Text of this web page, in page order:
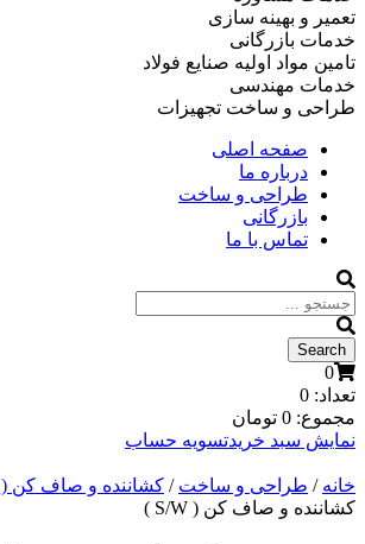
تعمیر و بهینه سازی
خدمات بازرگانی
تامین مواد اولیه صنایع فولاد
خدمات مهندسی
طراحی و ساخت تجهیزات
صفحه اصلی
درباره ما
طراحی و ساخت
بازرگانی
تماس با ما
0
تعداد: 0
مجموع: 0 تومان
نمایش سبد خریدتسویه حساب
خانه / طراحی و ساخت / کشاننده و صاف کن ( S/W )
کشاننده و صاف کن ( S/W )